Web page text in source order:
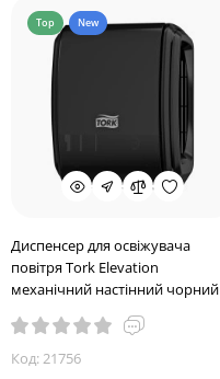
Top New
Диспенсер для освіжувача
повітря Tork Elevation
механічний настінний чорний
Код: 21756